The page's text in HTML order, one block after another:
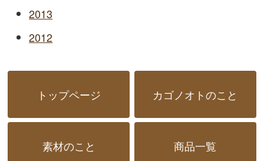
2013
2012
トップページ カゴノオトのこと
素材のこと 商品一覧